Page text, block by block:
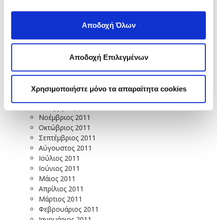
Αποδοχή Όλων
Αποδοχή Επιλεγμένων
Χρησιμοποιήστε μόνο τα απαραίτητα cookies
Αύγουστος 2012
Ιούνιος 2012
Μάιος 2012
Μάρτιος 2012
Φεβρουάριος 2012
Νοέμβριος 2011
Οκτώβριος 2011
Σεπτέμβριος 2011
Αύγουστος 2011
Ιούλιος 2011
Ιούνιος 2011
Μάιος 2011
Απρίλιος 2011
Μάρτιος 2011
Φεβρουάριος 2011